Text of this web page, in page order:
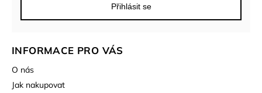
INFORMACE PRO VÁS
O nás
Jak nakupovat
Přihlásit se